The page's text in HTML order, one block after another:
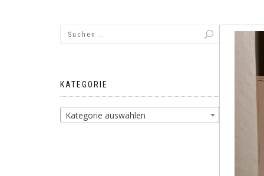
KATEGORIE
Kategorie auswählen